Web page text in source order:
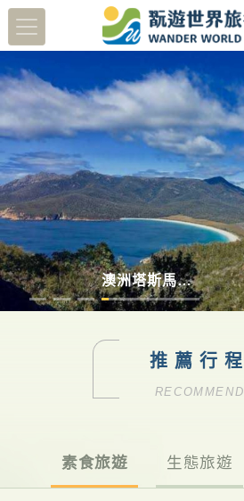
蔬醒南島 多彩德瑞 日本北陸賞櫻8日 澳洲塔斯馬尼亞
推薦行程
RECOMMEND
素食旅遊 生態旅遊